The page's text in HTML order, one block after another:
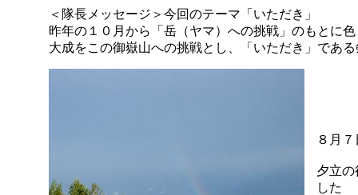
＜隊長メッセージ＞今回のテーマ「いただき」
昨年の１０月から「岳（ヤマ）への挑戦」のもとに
大成をこの御嶽山への挑戦とし、「いただき」であ
８月
夕立
した